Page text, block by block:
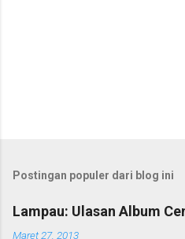
t
g
K
Postingan populer dari blog ini
Lampau: Ulasan Album
Maret 27, 2013